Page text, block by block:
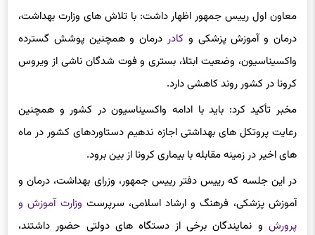
معاون اول رییس جمهور اظهار داشت: با تلاش های وزارت بهداشت،
درمان و آموزش پزشکی و کادر درمان و همچنین پوشش گسترده
واکسیناسیون، وضعیت ابتلا، بستری و فوت شدگان ناشی از ویروس
کرونا در کشور روند کاهشی دارد.
مخبر تأکید کرد: باید با ادامه واکسیناسیون در کشور و همچنین
رعایت پروتکل های بهداشتی اجازه ندهیم دستاوردهای کشور در ماه
های اخیر در زمینه مقابله با بیماری کرونا از بین برود.
در این جلسه که رییس دفتر رییس جمهور، وزرای بهداشت، درمان و
آموزش پزشکی، فرهنگ و ارشاد اسلامی، سرپرست وزارت آموزش و
پرورش و نمایندگان برخی از دستگاه های دولتی حضور داشتند،